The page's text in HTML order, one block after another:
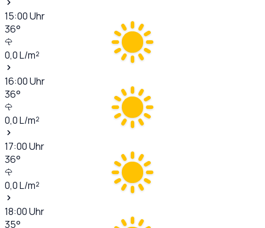
15:00Uhr
36°
0,0L/m²
16:00Uhr
36°
0,0L/m²
17:00Uhr
36°
0,0L/m²
18:00Uhr
35°